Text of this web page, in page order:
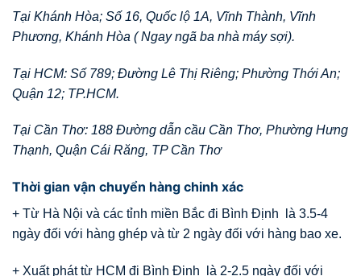
Tại Khánh Hòa; Số 16, Quốc lộ 1A, Vĩnh Thành, Vĩnh
Phương, Khánh Hòa ( Ngay ngã ba nhà máy sợi).
Tại HCM: Số 789; Đường Lê Thị Riêng; Phường Thới An;
Quận 12; TP.HCM.
Tại Cần Thơ: 188 Đường dẫn cầu Cần Thơ, Phường Hưng
Thạnh, Quận Cái Răng, TP Cần Thơ
Thời gian vận chuyển hàng chinh xác
+ Từ Hà Nội và các tỉnh miền Bắc đi Bình Định là 3.5-4
ngày đối với hàng ghép và từ 2 ngày đối với hàng bao xe.
+ Xuất phát từ HCM đi Bình Định là 2-2.5 ngày đối với